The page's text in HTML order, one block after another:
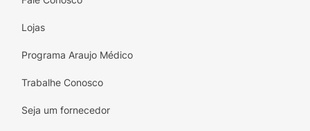
Lojas
Programa Araujo Médico
Trabalhe Conosco
Seja um fornecedor